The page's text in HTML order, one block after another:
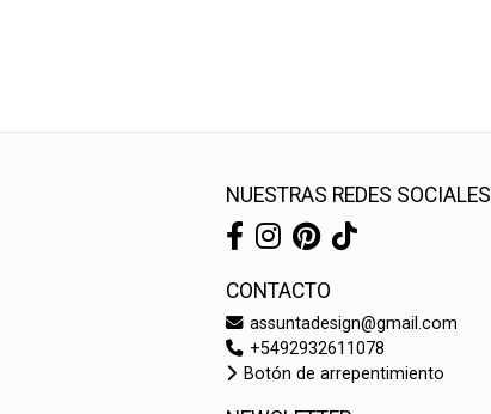
NUESTRAS REDES SOCIALES
CONTACTO
assuntadesign@gmail.com
+5492932611078
Botón de arrepentimiento